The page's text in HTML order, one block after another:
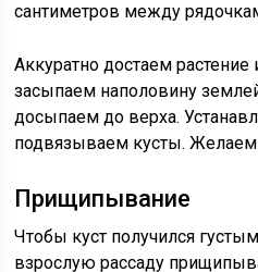
сантиметров между
Аккуратно достаем
засыпаем наполовину
досыпаем до верха.
подвязываем кусты. Желаем
Прищипывание
Чтобы куст получился
взрослую рассаду